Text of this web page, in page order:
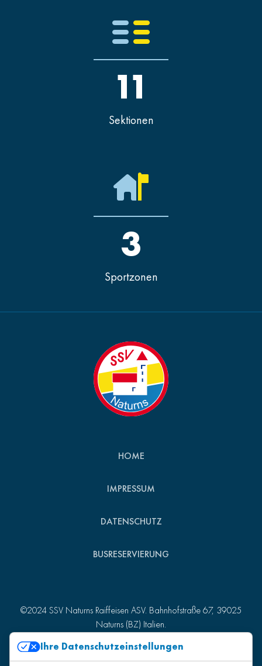
Sektionen
11
Sportzonen
3
HOME
IMPRESSUM
DATENSCHUTZ
BUSRESERVIERUNG
©2024 SSV Naturns Raiffeisen ASV. Bahnhofstraße 67, 39025
Naturns (BZ) Italien.
Produced byKreatif.
Ihre Datenschutzeinstellungen